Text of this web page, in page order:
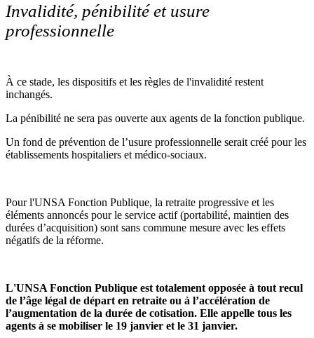
Invalidité, pénibilité et usure
professionnelle
À ce stade, les dispositifs et les règles de l'invalidité restent
inchangés.
La pénibilité ne sera pas ouverte aux agents de la fonction publique.
Un fond de prévention de l’usure professionnelle serait créé pour les
établissements hospitaliers et médico-sociaux.
Pour l'UNSA Fonction Publique, la retraite progressive et les
éléments annoncés pour le service actif (portabilité, maintien des
durées d’acquisition) sont sans commune mesure avec les effets
négatifs de la réforme.
L'UNSA Fonction Publique est totalement opposée à tout recul
de l’âge légal de départ en retraite ou à l’accélération de
l’augmentation de la durée de cotisation. Elle appelle tous les
agents à se mobiliser le 19 janvier et le 31 janvier.